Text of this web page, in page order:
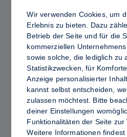
PRO
Dewy vs. Oily Skin: So
Glow für ein
Wir verwenden Cookies, um
Erlebnis zu bieten. Dazu
Betrieb der Seite und für die
kommerziellen
sowie solche, die lediglich zu
Statistikzwecken, für
Anzeige personalisierter
kannst selbst entscheiden,
zulassen möchtest. Bitte
deiner Einstellungen
Funktionalitäten der Seite zur
Weitere Informationen findest